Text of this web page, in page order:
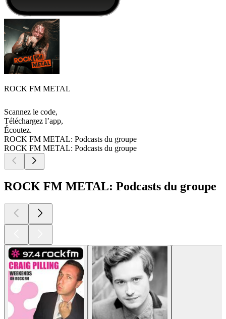
ROCK FM METAL
Scannez le code,
Téléchargez l’app,
Écoutez.
ROCK FM METAL: Podcasts du groupe
ROCK FM METAL: Podcasts du groupe
ROCK FM METAL: Podcasts du groupe